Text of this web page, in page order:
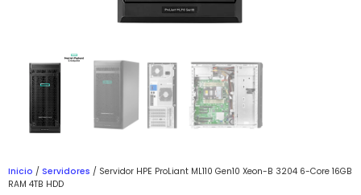
Inicio / Servidores / Servidor HPE ProLiant ML110 Gen10 Xeon-B 3204 6-Core 16GB
RAM 4TB HDD